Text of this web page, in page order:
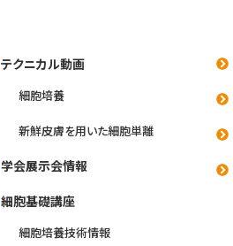
テクニカル動画
細胞培養
新鮮皮膚を用いた細胞単離
学会展示会情報
細胞基礎講座
細胞培養技術情報